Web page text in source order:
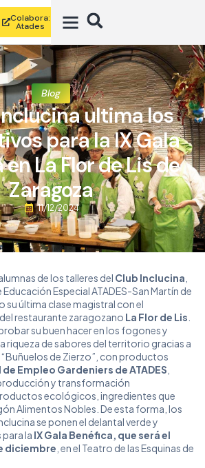
Colabora:
Atades
Blog
ultima los
para la IX Gala
La Flor de Lis de
Zaragoza
11/12/2024
de los talleres del Club Inclucina
Especial ATADES-San Martín de
su última clase magistral con el
, del restaurante zaragozano La Flor de Lis
su buen hacer en los fogones y
riqueza de sabores del territorio gracias a
de Zierzo”, con productos
Empleo Gardeniers de ATADES
y transformación
ecológicos, ingredientes que
Alimentos Nobles. De esta forma, los
se ponen el delantal verde y
la IX Gala Benéfica, que será el
diciembre , en el Teatro de las Esquinas de